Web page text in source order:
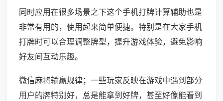
同时应用在很多场景之下这个手机打牌计算辅助也是
非常有用的，使用起来简单便捷。特别是在大家手机
打牌时可以合理调整牌型，提升游戏体验，避免影响
好友间互动乐趣。
微信麻将输赢规律；一些玩家反映在游戏中遇到部分
用户的牌特别好，总是能拿到好牌，甚至好像能看到